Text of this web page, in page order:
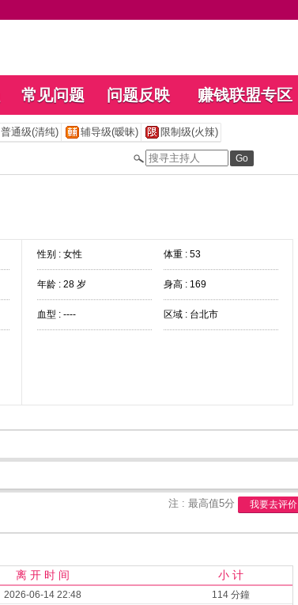
常见问题 问题反映 赚钱联盟专区
普通级(清纯) 辅导级(暧昧) 限制级(火辣)
性别 : 女性 体重 : 53
年龄 : 28 岁 身高 : 169
血型 : ---- 区域 : 台北市
注 : 最高值5分 我要去评价
离 开 时 间 小 计
2026-06-14 22:48
114 分鐘